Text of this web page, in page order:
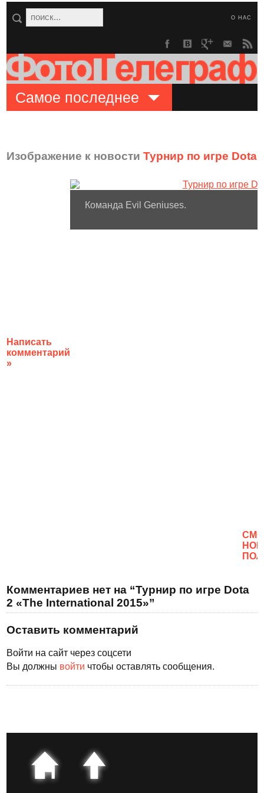
О НАС
Самое последнее
Изображение к новостиТурнир по игре Dota
Написать
комментарий
»
Команда Evil Geniuses.
Комментариев нет на “Турнир по игре Dota
2 «The International 2015»”
Оставить комментарий
Войти на сайт через соцсети
Вы должны войти чтобы оставлять сообщения.